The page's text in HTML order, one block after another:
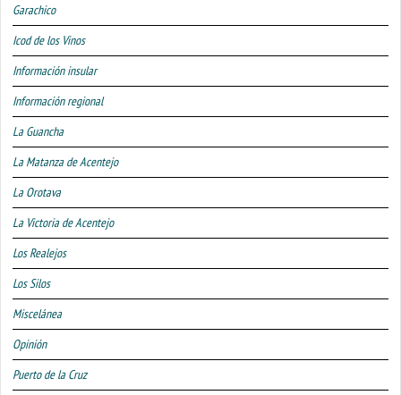
Garachico
Icod de los Vinos
Información insular
Información regional
La Guancha
La Matanza de Acentejo
La Orotava
La Victoria de Acentejo
Los Realejos
Los Silos
Miscelánea
Opinión
Puerto de la Cruz